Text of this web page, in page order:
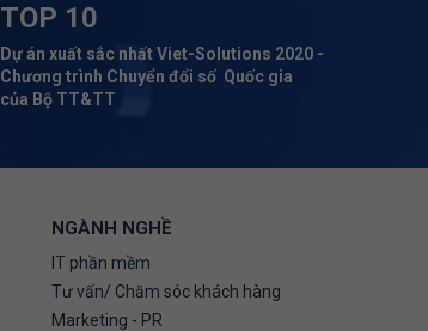
TOP 10
Dự án xuất sắc nhất Viet-Solutions 2020 -
Chương trình Chuyển đổi số Quốc gia
của Bộ TT&TT
NGÀNH NGHỀ
IT phần mềm
Tư vấn/ Chăm sóc khách hàng
Marketing - PR